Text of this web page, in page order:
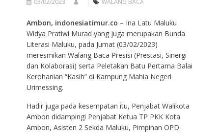
03/02/2023 WALANG BACA
Ambon, indonesiatimur.co – Ina Latu Maluku
Widya Pratiwi Murad yang juga merupakan Bunda
Literasi Maluku, pada Jumat (03/02/2023)
meresmikan Walang Baca Presisi (Prestasi, Sinergi
dan Kolaborasi) serta Peletakan Batu Pertama Balai
Kerohanian “Kasih” di Kampung Mahia Negeri
Urimessing.
Hadir juga pada kesempatan itu, Penjabat Walikota
Ambon didampingi Penjabat Ketua TP PKK Kota
Ambon, Asisten 2 Sekda Maluku, Pimpinan OPD